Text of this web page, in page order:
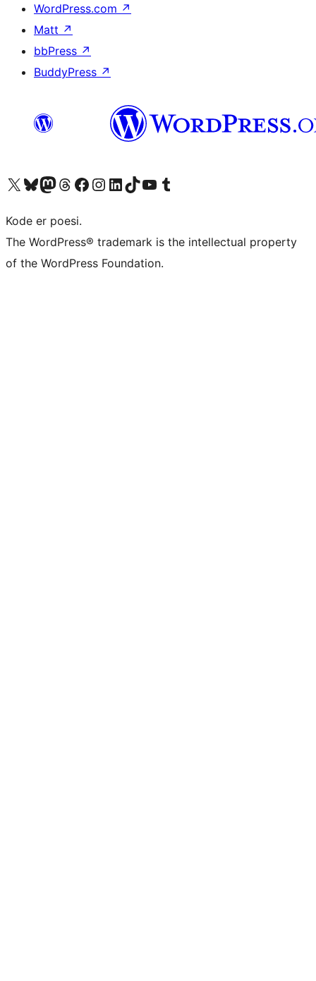
WordPress.com ↗
Matt ↗
bbPress ↗
BuddyPress ↗
Besøk vår konto på X Visit our Bluesky account
Besøk vår Mastodon-konto
Visit our Threads account
Besøk vår Facebook-sideBesøk vår Instagram-konto
Besøk vår LinkedIn-konto
Visit our TikTok account
Visit our YouTube channel
Visit our Tumblr account
Kode er poesi.
The WordPress® trademark is the intellectual property
of the WordPress Foundation.